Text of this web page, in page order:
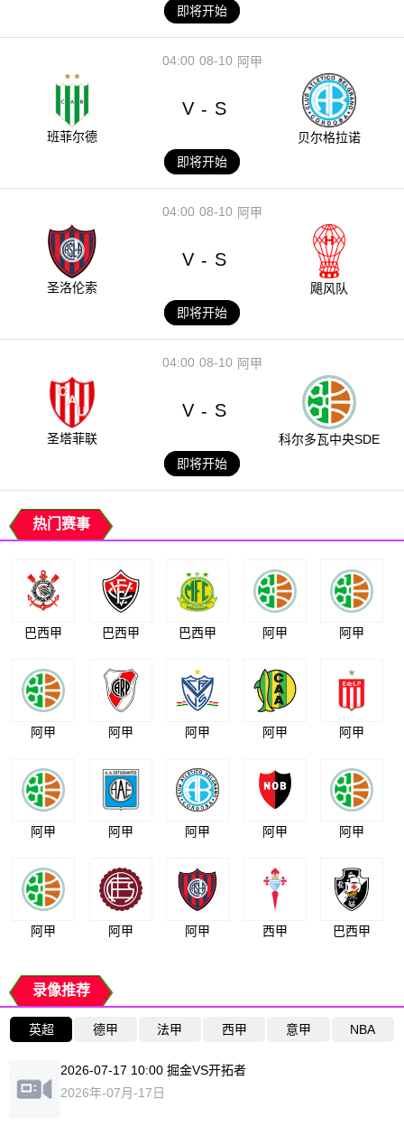
即将开始
08-10
04:00 阿甲
班菲尔德
V - S
贝尔格拉诺
即将开始
08-10
04:00 阿甲
圣洛伦索
V - S
飓风队
即将开始
08-10
04:00 阿甲
圣塔菲联
V - S
科尔多瓦中央SDE
即将开始
热门赛事
巴西甲 巴西甲 巴西甲 阿甲 阿甲
阿甲 阿甲 阿甲 阿甲 阿甲
阿甲 阿甲 阿甲 阿甲 阿甲
阿甲 阿甲 阿甲 西甲 巴西甲
录像推荐
英超 德甲 法甲 西甲 意甲 NBA
2026-07-17 10:00 掘金VS开拓者
2026年-07月-17日